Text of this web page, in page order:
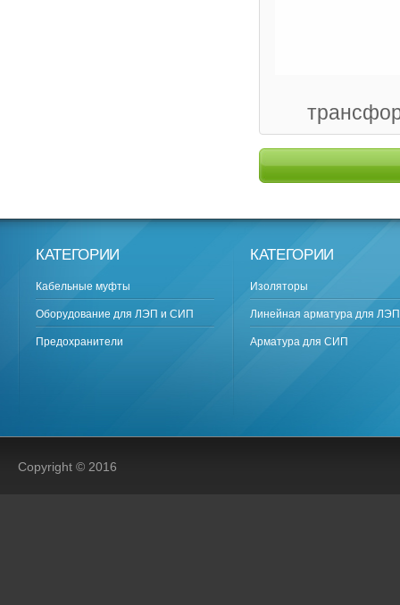
КАТЕГОРИИ
Кабельные муфты
Оборудование для ЛЭП и СИП
Предохранители
КАТЕГОРИИ
Изоляторы
Линейная арматура для ЛЭП
Арматура для СИП
Copyright © 2016